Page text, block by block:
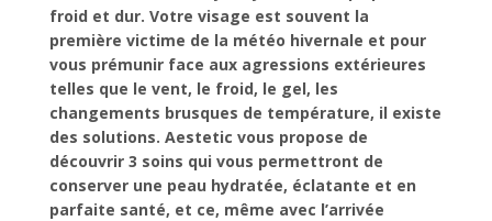
froid et dur. Votre visage est souvent la
première victime de la météo hivernale et pour
vous prémunir face aux agressions extérieures
telles que le vent, le froid, le gel, les
changements brusques de température, il existe
des solutions. Aestetic vous propose de
découvrir 3 soins qui vous permettront de
conserver une peau hydratée, éclatante et en
parfaite santé, et ce, même avec l’arrivée